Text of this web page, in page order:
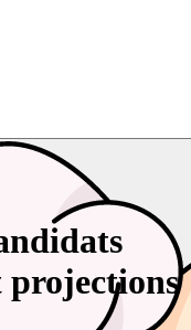
projections